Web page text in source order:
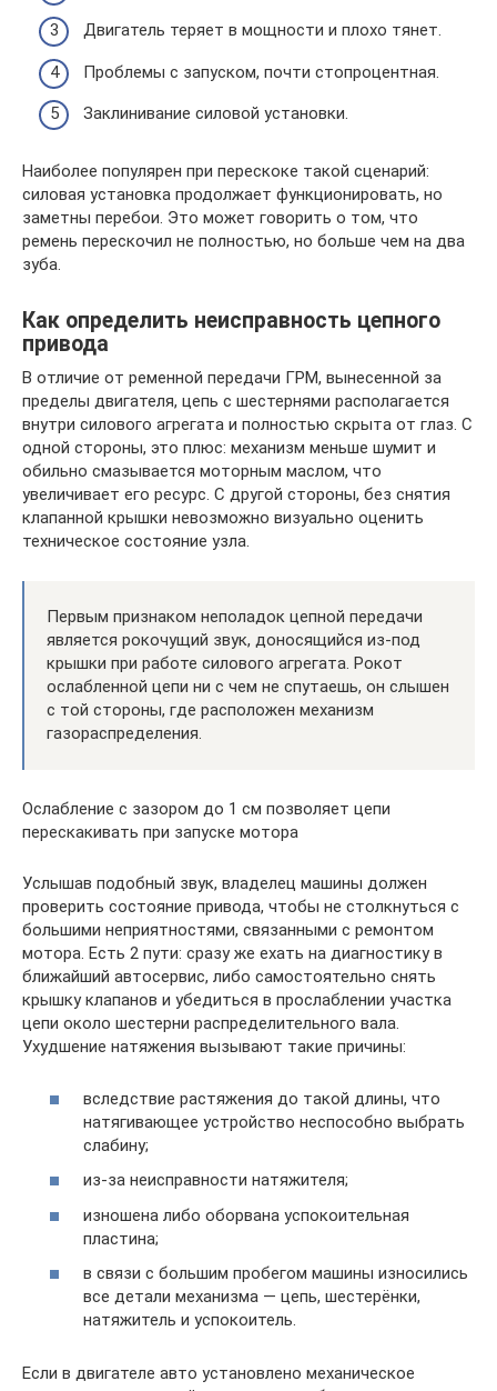
Двигатель теряет в мощности и плохо тянет.
Проблемы с запуском, почти стопроцентная.
Заклинивание силовой установки.
Наиболее популярен при перескоке такой сценарий:
силовая установка продолжает функционировать, но
заметны перебои. Это может говорить о том, что
ремень перескочил не полностью, но больше чем на два
зуба.
Как определить неисправность цепного
привода
В отличие от ременной передачи ГРМ, вынесенной за
пределы двигателя, цепь с шестернями располагается
внутри силового агрегата и полностью скрыта от глаз. С
одной стороны, это плюс: механизм меньше шумит и
обильно смазывается моторным маслом, что
увеличивает его ресурс. С другой стороны, без снятия
клапанной крышки невозможно визуально оценить
техническое состояние узла.
Первым признаком неполадок цепной передачи
является рокочущий звук, доносящийся из-под
крышки при работе силового агрегата. Рокот
ослабленной цепи ни с чем не спутаешь, он слышен
с той стороны, где расположен механизм
газораспределения.
Ослабление с зазором до 1 см позволяет цепи
перескакивать при запуске мотора
Услышав подобный звук, владелец машины должен
проверить состояние привода, чтобы не столкнуться с
большими неприятностями, связанными с ремонтом
мотора. Есть 2 пути: сразу же ехать на диагностику в
ближайший автосервис, либо самостоятельно снять
крышку клапанов и убедиться в прослаблении участка
цепи около шестерни распределительного вала.
Ухудшение натяжения вызывают такие причины:
вследствие растяжения до такой длины, что
натягивающее устройство неспособно выбрать
слабину;
из-за неисправности натяжителя;
изношена либо оборвана успокоительная
пластина;
в связи с большим пробегом машины износились
все детали механизма — цепь, шестерёнки,
натяжитель и успокоитель.
Если в двигателе авто установлено механическое